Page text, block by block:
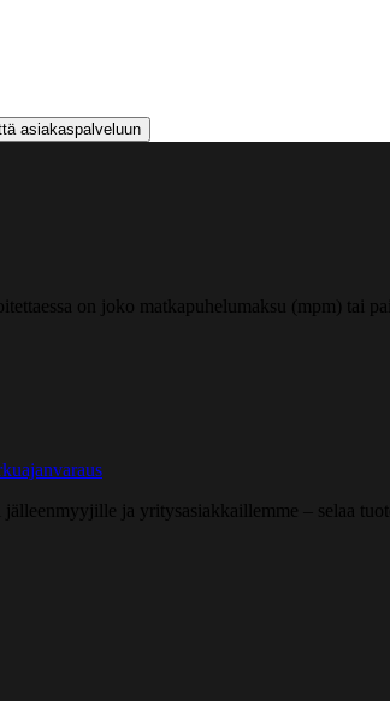
asiakaspalveluun
on joko matkapuhelumaksu (mpm) tai
ja yritysasiakkaillemme – selaa